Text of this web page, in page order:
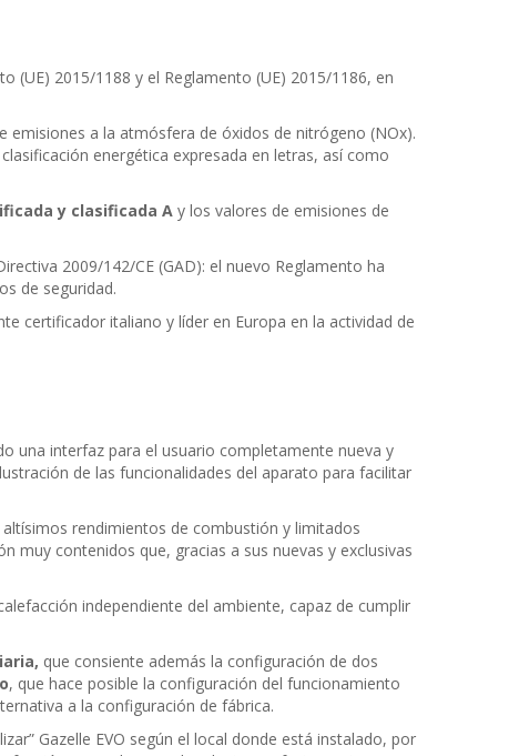
(UE) 2015/1188 y el Reglamento (UE) 2015/1186, en
emisiones a la atmósfera de óxidos de nitrógeno (NOx).
energética expresada en letras, así como
y clasificada A y los valores de emisiones de
2009/142/CE (GAD): el nuevo Reglamento ha
de seguridad.
certificador italiano y líder en Europa en la actividad de
una interfaz para el usuario completamente nueva y
de las funcionalidades del aparato para facilitar
rendimientos de combustión y limitados
muy contenidos que, gracias a sus nuevas y exclusivas
independiente del ambiente, capaz de cumplir
que consiente además la configuración de dos
, que hace posible la configuración del funcionamiento
a la configuración de fábrica.
Gazelle EVO según el local donde está instalado, por